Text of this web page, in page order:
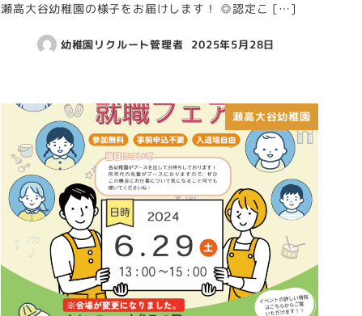
瀬高大谷幼稚園の様子をお届けします！ ◎認定こ […]
幼稚園リクルート管理者 2025年5月28日
瀬高大谷幼稚園